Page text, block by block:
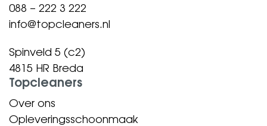
088 – 222 3 222
info@topcleaners.nl
Spinveld 5 (c2)
4815 HR Breda
Topcleaners
Over ons
Opleveringsschoonmaak